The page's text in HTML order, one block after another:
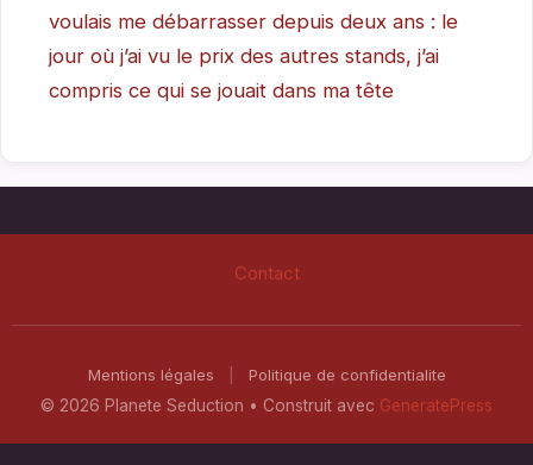
voulais me débarrasser depuis deux ans : le
jour où j’ai vu le prix des autres stands, j’ai
compris ce qui se jouait dans ma tête
Contact
Mentions légales
Politique de confidentialite
© 2026 Planete Seduction • Construit avec GeneratePress